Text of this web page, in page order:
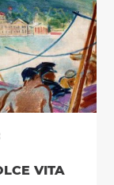
VITA